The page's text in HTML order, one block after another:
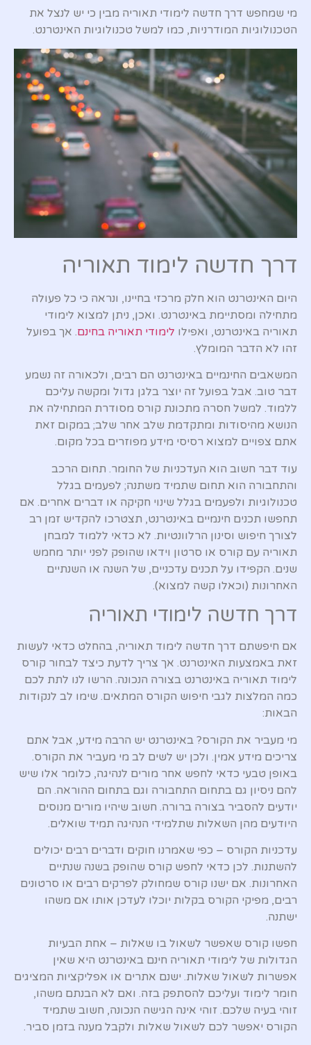
מי שמחפש דרך חדשה לימודי תאוריה מבין כי יש לנצל את
הטכנולוגיות המודרניות, כמו למשל טכנולוגיות האינטרנט.
דרך חדשה לימוד תאוריה
היום האינטרנט הוא חלק מרכזי בחיינו, ונראה כי כל פעולה
מתחילה ומסתיימת באינטרנט. ואכן, ניתן למצוא לימודי
תאוריה באינטרנט, ואפילו לימודי תאוריה בחינם. אך בפועל
זהו לא הדבר המומלץ.
המשאבים החינמיים באינטרנט הם רבים, ולכאורה זה נשמע
דבר טוב. אבל בפועל זה יוצר בלגן גדול ומקשה עליכם
ללמוד. למשל חסרה מתכונת קורס מסודרת המתחילה את
הנושא מהיסודות ומתקדמת שלב אחר שלב; במקום זאת
אתם צפויים למצוא רסיסי מידע מפוזרים בכל מקום.
עוד דבר חשוב הוא העדכניות של החומר. תחום הרכב
והתחבורה הוא תחום שתמיד משתנה; לפעמים בגלל
טכנולוגיות ולפעמים בגלל שינוי חקיקה או דברים אחרים. אם
תחפשו תכנים חינמיים באינטרנט, תצטרכו להקדיש זמן רב
לצורך חיפוש וסינון הרלוונטיות. לא כדאי ללמוד למבחן
תאוריה עם קורס או סרטון וידאו שהופק לפני יותר מחמש
שנים. הקפידו על תכנים עדכניים, של השנה או השנתיים
האחרונות (וכאלו קשה למצוא).
דרך חדשה לימודי תאוריה
אם חיפשתם דרך חדשה לימוד תאוריה, בהחלט כדאי לעשות
זאת באמצעות האינטרנט. אך צריך לדעת כיצד לבחור קורס
לימוד תאוריה באינטרנט בצורה הנכונה. הרשו לנו לתת לכם
כמה המלצות לגבי חיפוש הקורס המתאים. שימו לב לנקודות
הבאות:
מי מעביר את הקורס? באינטרנט יש הרבה מידע, אבל אתם
צריכים מידע אמין. ולכן יש לשים לב מי מעביר את הקורס.
באופן טבעי כדאי לחפש אחר מורים לנהיגה, כלומר אלו שיש
להם ניסיון גם בתחום התחבורה וגם בתחום ההוראה. הם
יודעים להסביר בצורה ברורה. חשוב שיהיו מורים מנוסים
היודעים מהן השאלות שתלמידי הנהיגה תמיד שואלים.
עדכניות הקורס – כפי שאמרנו חוקים ודברים רבים יכולים
להשתנות. לכן כדאי לחפש קורס שהופק בשנה שנתיים
האחרונות. אם ישנו קורס שמחולק לפרקים רבים או סרטונים
רבים, מפיקי הקורס בקלות יוכלו לעדכן אותו אם משהו
ישתנה.
חפשו קורס שאפשר לשאול בו שאלות – אחת הבעיות
הגדולות של לימודי תאוריה חינם באינטרנט היא שאין
אפשרות לשאול שאלות. ישנם אתרים או אפליקציות המציגים
חומר לימוד ועליכם להסתפק בזה. ואם לא הבנתם משהו,
זוהי בעיה שלכם. זוהי אינה הגישה הנכונה, חשוב שתמיד
הקורס יאפשר לכם לשאול שאלות ולקבל מענה בזמן סביר.